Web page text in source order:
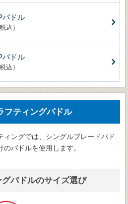
パドル
込）
パドル
込）
フティングパドル
ィングでは、シングルブレードパド
パドルを使用します。
パドルのサイズ選び